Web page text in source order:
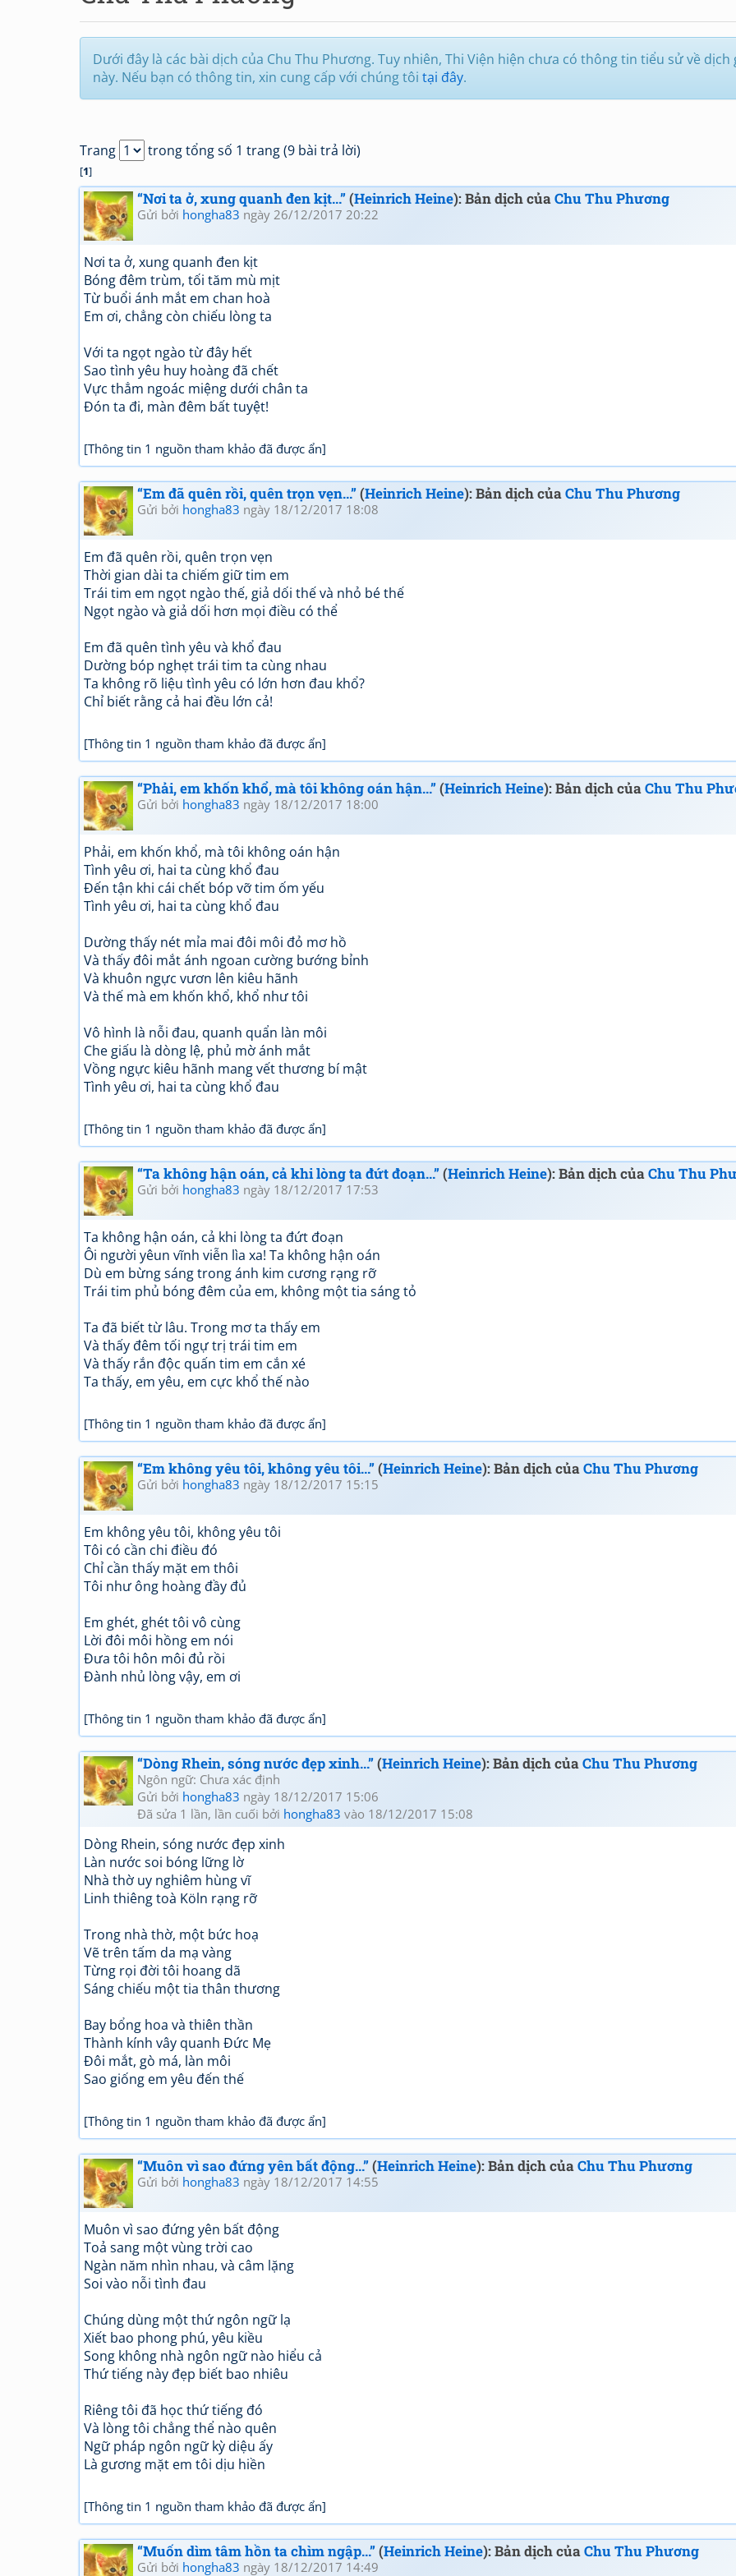
Dưới đây là các bài dịch của Chu Thu Phương. Tuy nhiên, Thi Viện hiện chưa có thông tin tiểu sử về dịch
này. Nếu bạn có thông tin, xin cung cấp với chúng tôi tại đây.
Trang trong tổng số 1 trang (9 bài trả lời)
[1]
“Nơi ta ở, xung quanh đen kịt...”(Heinrich Heine): Bản dịch củaChu Thu Phương
Gửi bởi hongha83 ngày 26/12/2017 20:22
Nơi ta ở, xung quanh đen kịt
Bóng đêm trùm, tối tăm mù mịt
Từ buổi ánh mắt em chan hoà
Em ơi, chẳng còn chiếu lòng ta
Với ta ngọt ngào từ đây hết
Sao tình yêu huy hoàng đã chết
Vực thẳm ngoác miệng dưới chân ta
Đón ta đi, màn đêm bất tuyệt!
[Thông tin 1 nguồn tham khảo đã được ẩn]
“Em đã quên rồi, quên trọn vẹn...”(Heinrich Heine): Bản dịch củaChu Thu Phương
Gửi bởi hongha83 ngày 18/12/2017 18:08
Em đã quên rồi, quên trọn vẹn
Thời gian dài ta chiếm giữ tim em
Trái tim em ngọt ngào thế, giả dối thế và nhỏ bé thế
Ngọt ngào và giả dối hơn mọi điều có thể
Em đã quên tình yêu và khổ đau
Dường bóp nghẹt trái tim ta cùng nhau
Ta không rõ liệu tình yêu có lớn hơn đau khổ?
Chỉ biết rằng cả hai đều lớn cả!
[Thông tin 1 nguồn tham khảo đã được ẩn]
“Phải, em khốn khổ, mà tôi không oán hận...”(Heinrich Heine): Bản dịch củaChu Thu
Gửi bởi hongha83 ngày 18/12/2017 18:00
Phải, em khốn khổ, mà tôi không oán hận
Tình yêu ơi, hai ta cùng khổ đau
Đến tận khi cái chết bóp vỡ tim ốm yếu
Tình yêu ơi, hai ta cùng khổ đau
Dường thấy nét mỉa mai đôi môi đỏ mơ hồ
Và thấy đôi mắt ánh ngoan cường bướng bỉnh
Và khuôn ngực vươn lên kiêu hãnh
Và thế mà em khốn khổ, khổ như tôi
Vô hình là nỗi đau, quanh quẩn làn môi
Che giấu là dòng lệ, phủ mờ ánh mắt
Vồng ngực kiêu hãnh mang vết thương bí mật
Tình yêu ơi, hai ta cùng khổ đau
[Thông tin 1 nguồn tham khảo đã được ẩn]
“Ta không hận oán, cả khi lòng ta đứt đoạn...”(Heinrich Heine): Bản dịch củaChu Thu
Gửi bởi hongha83 ngày 18/12/2017 17:53
Ta không hận oán, cả khi lòng ta đứt đoạn
Ôi người yêun vĩnh viễn lìa xa! Ta không hận oán
Dù em bừng sáng trong ánh kim cương rạng rỡ
Trái tim phủ bóng đêm của em, không một tia sáng tỏ
Ta đã biết từ lâu. Trong mơ ta thấy em
Và thấy đêm tối ngự trị trái tim em
Và thấy rắn độc quấn tim em cắn xé
Ta thấy, em yêu, em cực khổ thế nào
[Thông tin 1 nguồn tham khảo đã được ẩn]
“Em không yêu tôi, không yêu tôi...”(Heinrich Heine): Bản dịch củaChu Thu Phương
Gửi bởi hongha83 ngày 18/12/2017 15:15
Em không yêu tôi, không yêu tôi
Tôi có cần chi điều đó
Chỉ cần thấy mặt em thôi
Tôi như ông hoàng đầy đủ
Em ghét, ghét tôi vô cùng
Lời đôi môi hồng em nói
Đưa tôi hôn môi đủ rồi
Đành nhủ lòng vậy, em ơi
[Thông tin 1 nguồn tham khảo đã được ẩn]
“Dòng Rhein, sóng nước đẹp xinh...”(Heinrich Heine): Bản dịch củaChu Thu Phương
Ngôn ngữ: Chưa xác định
Gửi bởi hongha83 ngày 18/12/2017 15:06
Đã sửa 1 lần, lần cuối bởi hongha83 vào 18/12/2017 15:08
Dòng Rhein, sóng nước đẹp xinh
Làn nước soi bóng lững lờ
Nhà thờ uy nghiêm hùng vĩ
Linh thiêng toà Köln rạng rỡ
Trong nhà thờ, một bức hoạ
Vẽ trên tấm da mạ vàng
Từng rọi đời tôi hoang dã
Sáng chiếu một tia thân thương
Bay bổng hoa và thiên thần
Thành kính vây quanh Đức Mẹ
Đôi mắt, gò má, làn môi
Sao giống em yêu đến thế
[Thông tin 1 nguồn tham khảo đã được ẩn]
“Muôn vì sao đứng yên bất động...”(Heinrich Heine): Bản dịch củaChu Thu Phương
Gửi bởi hongha83 ngày 18/12/2017 14:55
Muôn vì sao đứng yên bất động
Toả sang một vùng trời cao
Ngàn năm nhìn nhau, và câm lặng
Soi vào nỗi tình đau
Chúng dùng một thứ ngôn ngữ lạ
Xiết bao phong phú, yêu kiều
Song không nhà ngôn ngữ nào hiểu cả
Thứ tiếng này đẹp biết bao nhiêu
Riêng tôi đã học thứ tiếng đó
Và lòng tôi chẳng thể nào quên
Ngữ pháp ngôn ngữ kỳ diệu ấy
Là gương mặt em tôi dịu hiền
[Thông tin 1 nguồn tham khảo đã được ẩn]
“Muốn dìm tâm hồn ta chìm ngập...”(Heinrich Heine): Bản dịch củaChu Thu Phương
Gửi bởi hongha83 ngày 18/12/2017 14:49